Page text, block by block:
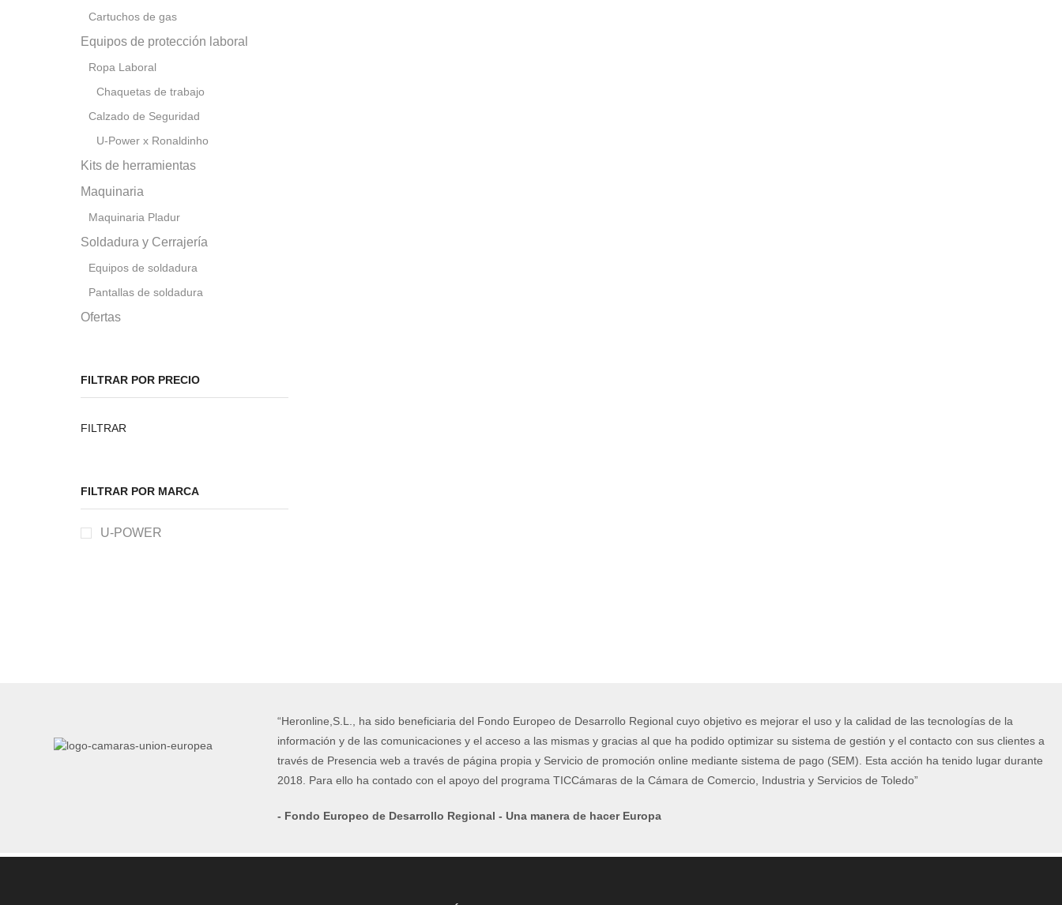
Cartuchos de gas
Equipos de protección laboral
Ropa Laboral
Chaquetas de trabajo
Calzado de Seguridad
U-Power x Ronaldinho
Kits de herramientas
Maquinaria
Maquinaria Pladur
Soldadura y Cerrajería
Equipos de soldadura
Pantallas de soldadura
Ofertas
FILTRAR POR PRECIO
FILTRAR
FILTRAR POR MARCA
U-POWERMAQUINARIA
“Heronline,S.L., ha sido beneficiaria del Fondo Europeo de Desarrollo Regional cuyo objetivo es mejorar el uso y la calidad de las tecnologías de la
información y de las comunicaciones y el acceso a las mismas y gracias al que ha podido optimizar su sistema de gestión y el contacto con sus clientes a
través de Presencia web a través de página propia y Servicio de promoción online mediante sistema de pago (SEM). Esta acción ha tenido lugar durante
2018. Para ello ha contado con el apoyo del programa TICCámaras de la Cámara de Comercio, Industria y Servicios de Toledo”
- Fondo Europeo de Desarrollo Regional - Una manera de hacer Europa